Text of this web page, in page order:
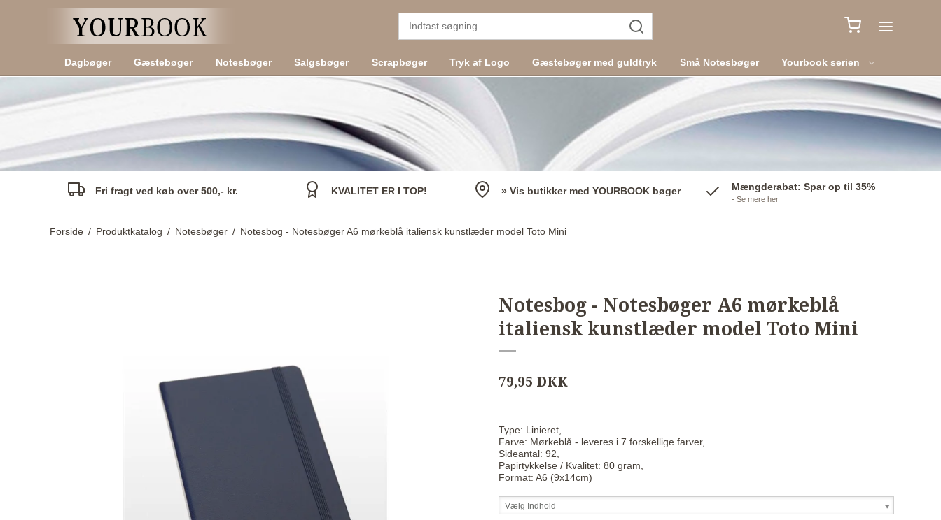
Dagbøger Gæstebøger Notesbøger Salgsbøger Scrapbøger Tryk af Logo Gæstebøger med guldtryk Små Notesbøger Yourbook serien
Fri fragt ved køb over 500,- kr. KVALITET ER I TOP! » Vis butikker med YOURBOOK bøger Mængderabat: Spar op til 35%
- Se mere her
Forside / Produktkatalog / Notesbøger / Notesbog - Notesbøger A6 mørkeblå italiensk kunstlæder model Toto Mini
Notesbog - Notesbøger A6 mørkeblå
italiensk kunstlæder model Toto Mini
79,95 DKK
Type: Linieret,
Farve: Mørkeblå - leveres i 7 forskellige farver,
Sideantal: 92,
Papirtykkelse / Kvalitet: 80 gram,
Format: A6 (9x14cm)
Vælg Indhold